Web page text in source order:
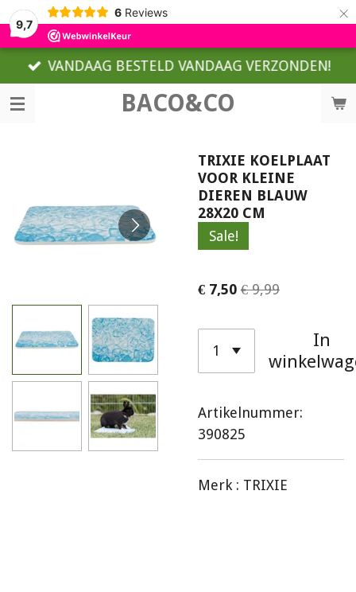
9,7
6 Reviews ×
BACO&CO
VANDAAG BESTELD VANDAAG VERZONDEN!
TRIXIE KOELPLAAT
VOOR KLEINE
DIEREN BLAUW
28X20 CM
Sale!
€ 7,50 € 9,99
In
Artikelnummer:
390825
Merk : TRIXIE